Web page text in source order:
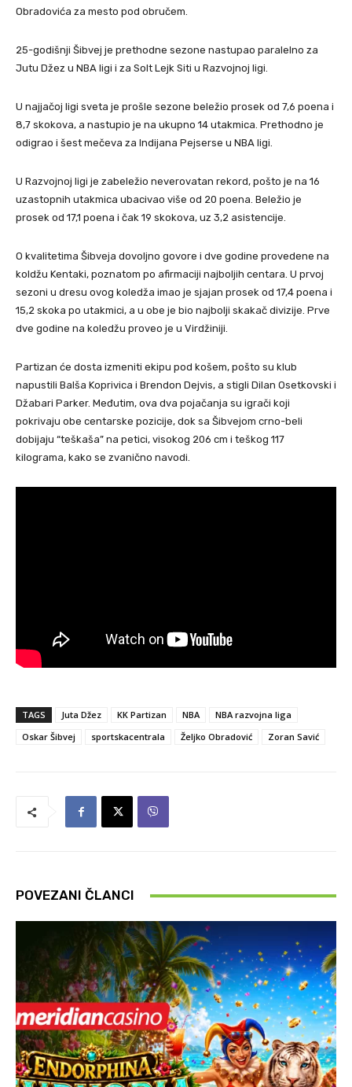
Obradovića za mesto pod obručem.
25-godišnji Šibvej je prethodne sezone nastupao paralelno za
Jutu Džez u NBA ligi i za Solt Lejk Siti u Razvojnoj ligi.
U najjačoj ligi sveta je prošle sezone beležio prosek od 7,6 poena i
8,7 skokova, a nastupio je na ukupno 14 utakmica. Prethodno je
odigrao i šest mečeva za Indijana Pejserse u NBA ligi.
U Razvojnoj ligi je zabeležio neverovatan rekord, pošto je na 16
uzastopnih utakmica ubacivao više od 20 poena. Beležio je
prosek od 17,1 poena i čak 19 skokova, uz 3,2 asistencije.
O kvalitetima Šibveja dovoljno govore i dve godine provedene na
koldžu Kentaki, poznatom po afirmaciji najboljih centara. U prvoj
sezoni u dresu ovog koledža imao je sjajan prosek od 17,4 poena i
15,2 skoka po utakmici, a u obe je bio najbolji skakač divizije. Prve
dve godine na koledžu proveo je u Virdžiniji.
Partizan će dosta izmeniti ekipu pod košem, pošto su klub
napustili Balša Koprivica i Brendon Dejvis, a stigli Dilan Osetkovski i
Džabari Parker. Međutim, ova dva pojačanja su igrači koji
pokrivaju obe centarske pozicije, dok sa Šibvejom crno-beli
dobijaju “teškaša” na petici, visokog 206 cm i teškog 117
kilograma, kako se zvanično navodi.
TAGS Juta Džez KK Partizan NBA
NBA razvojna liga
Oskar Šibvej
sportskacentrala Željko Obradović Zoran Savić
POVEZANI ČLANCI